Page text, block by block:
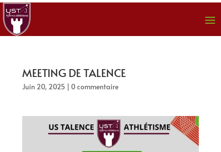
MEETING DE TALENCE
Juin 20, 2025 | 0 commentaire